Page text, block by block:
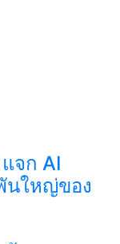
จก AI
นใหญ่ของ